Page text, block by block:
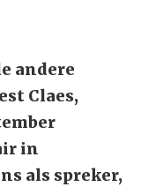
andere
Claes,
in
als spreker,